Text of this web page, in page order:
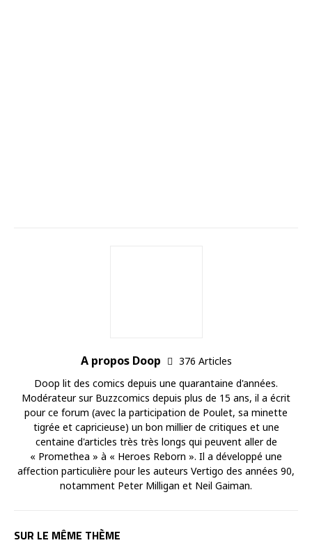
A propos Doop
376 Articles
Doop lit des comics depuis une quarantaine d'années.
Modérateur sur Buzzcomics depuis plus de 15 ans, il a écrit
pour ce forum (avec la participation de Poulet, sa minette
tigrée et capricieuse) un bon millier de critiques et une
centaine d'articles très très longs qui peuvent aller de
« Promethea » à « Heroes Reborn ». Il a développé une
affection particulière pour les auteurs Vertigo des années 90,
notamment Peter Milligan et Neil Gaiman.
SUR LE MÊME THÈME